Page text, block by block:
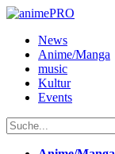
News
Anime/Manga
music
Kultur
Events